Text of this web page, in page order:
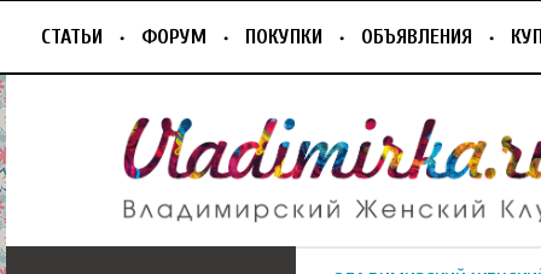
СТАТЬИ ФОРУМ ПОКУПКИ ОБЪЯВЛЕНИЯ